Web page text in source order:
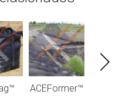
ACEFormer™